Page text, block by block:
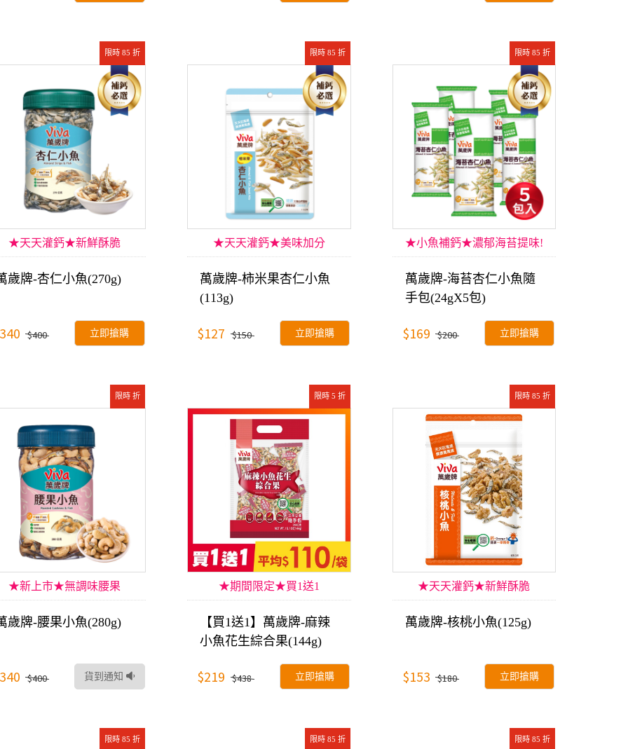
限時 85 折
★天天灌鈣★新鮮酥脆
歲牌-杏仁小魚(270g)
$400 立即搶購
限時 85 折
★天天灌鈣★美味加分
萬歲牌-柿米果杏仁小魚
(113g)
$127 $150 立即搶購
限時 85 折
★小魚補鈣★濃郁海苔提味!
萬歲牌-海苔杏仁小魚隨
手包(24gX5包)
$169 $200 立即搶購
限時 折
★新上市★無調味腰果
歲牌-腰果小魚(280g)
$400 貨到通知
限時 5 折
★期間限定★買1送1
【買1送1】萬歲牌-麻辣
小魚花生綜合果(144g)
$219 $438 立即搶購
限時 85 折
★天天灌鈣★新鮮酥脆
萬歲牌-核桃小魚(125g)
$153 $180 立即搶購
限時 85 折 限時 85 折 限時 85 折